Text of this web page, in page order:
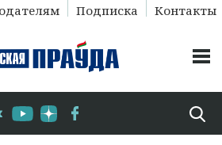
Подписка Контакты